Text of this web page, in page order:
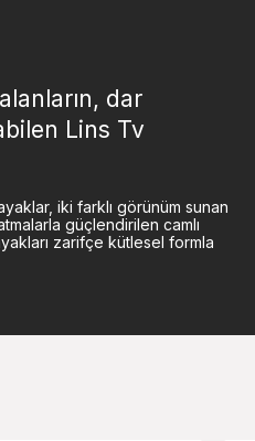
dar
Lins Tv
iki farklı görünüm sunan
güçlendirilen camlı
zarifçe kütlesel formla